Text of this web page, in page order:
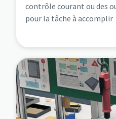
contrôle courant ou des
pour la tâche à accomplir